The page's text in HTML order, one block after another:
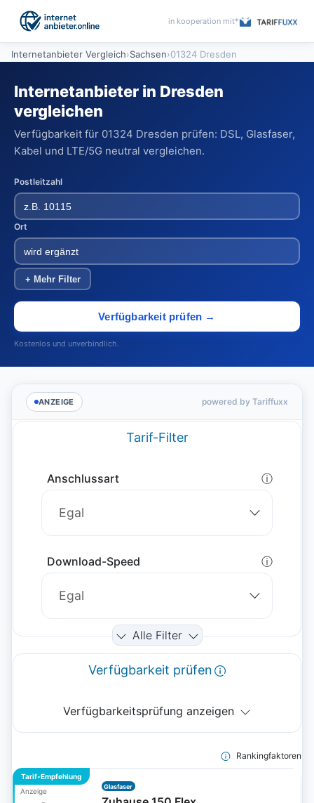
in kooperation mit*
Internetanbieter Vergleich›Sachsen›01324 Dresden
Internetanbieter in Dresden
vergleichen
Verfügbarkeit für 01324 Dresden prüfen: DSL, Glasfaser,
Kabel und LTE/5G neutral vergleichen.
Postleitzahl
Ort
+ Mehr Filter
Verfügbarkeit prüfen →
Kostenlos und unverbindlich.
ANZEIGE powered by Tariffuxx